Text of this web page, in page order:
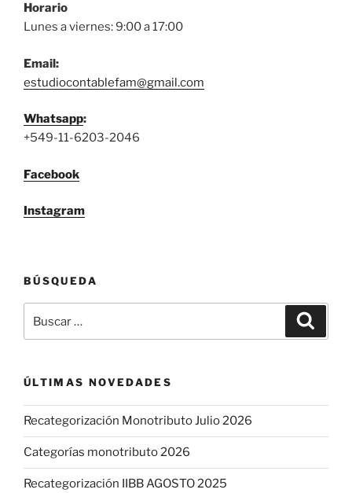
Horario
Lunes a viernes: 9:00 a 17:00
Email:
estudiocontablefam@gmail.com
Whatsapp:
+549-11-6203-2046
Facebook
Instagram
BÚSQUEDA
por:
ÚLTIMAS NOVEDADES
Recategorización Monotributo Julio 2026
Categorías monotributo 2026
Recategorización IIBB AGOSTO 2025